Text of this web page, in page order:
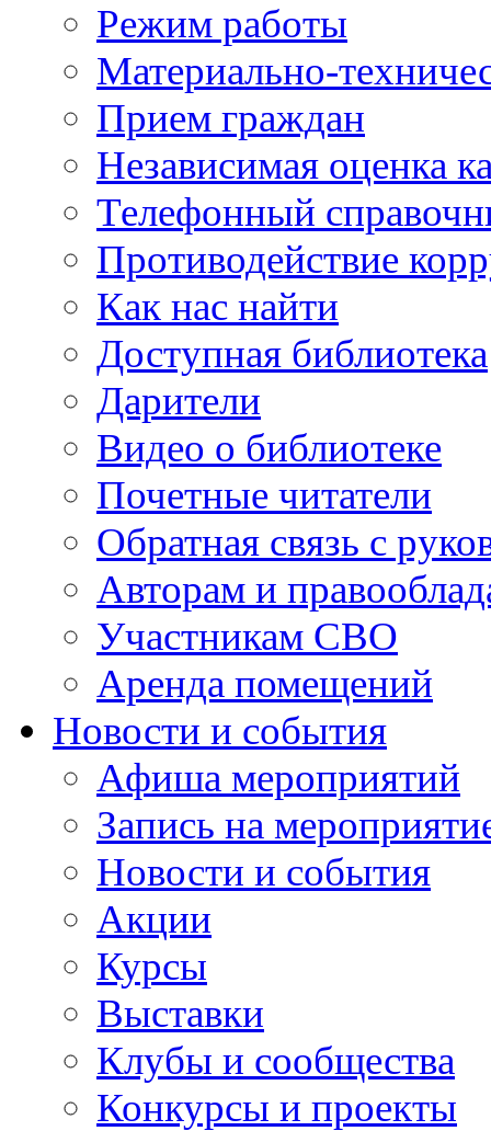
Режим работы
Материально-
Прием граждан
Независимая оценка
Телефонный
Противодействие
Как нас найти
Доступная библиотека
Дарители
Видео о библиотеке
Почетные читатели
Обратная связь с
Авторам и
Участникам СВО
Аренда помещений
Новости и события
Афиша мероприятий
Запись на
Новости и события
Акции
Курсы
Выставки
Клубы и сообщества
Конкурсы и проекты